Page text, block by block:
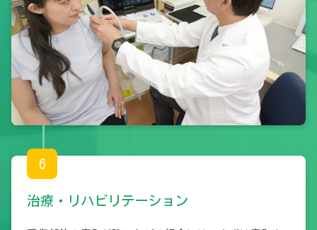
6
治療・リハビリテーション